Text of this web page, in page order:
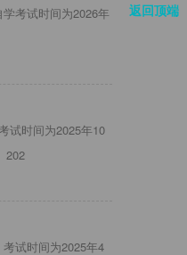
考试时间为2026年
试时间为2025年10
202
试时间为2025年4
返回顶端